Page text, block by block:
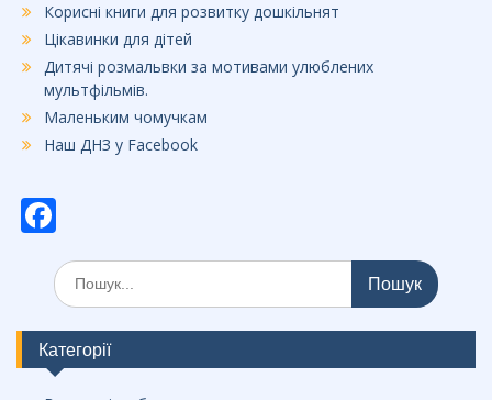
Корисні книги для розвитку дошкільнят
Цікавинки для дітей
Дитячі розмальвки за мотивами улюблених
мультфільмів.
Маленьким чомучкам
Наш ДНЗ у Facebook
ac
e
b
o
Шукати:
Категорії